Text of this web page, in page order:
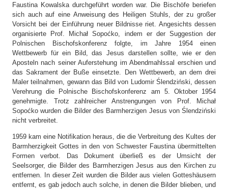
Faustina Kowalska durchgeführt worden war. Die Bischöfe beriefen
sich auch auf eine Anweisung des Heiligen Stuhls, der zu großer
Vorsicht bei der Einführung neuer Bildnisse riet. Angesichts dessen
organisierte Prof. Michał Sopoćko, indem er der Suggestion der
Polnischen Bischofskonferenz folgte, im Jahre 1954 einen
Wettbewerb für ein Bild, das Jesus darstellen sollte, wie er den
Aposteln nach seiner Auferstehung im Abendmahlssal erschien und
das Sakrament der Buße einsetzte. Den Wettbewerb, an dem drei
Maler teilnahmen, gewann das Bild von Ludomir Ślendziński, dessen
Verehrung die Polnische Bischofskonferenz am 5. Oktober 1954
genehmigte. Trotz zahlreicher Anstrengungen von Prof. Michał
Sopoćko wurden die Bilder des Barmherzigen Jesus von Ślendziński
nicht verbreitet.
1959 kam eine Notifikation heraus, die die Verbreitung des Kultes der
Barmherzigkeit Gottes in den von Schwester Faustina übermittelten
Formen verbot. Das Dokument überließ es der Umsicht der
Seelsorger, die Bilder des Barmherzigen Jesus aus den Kirchen zu
entfernen. In dieser Zeit wurden die Bilder aus vielen Gotteshäusern
entfernt, es gab jedoch auch solche, in denen die Bilder blieben, und